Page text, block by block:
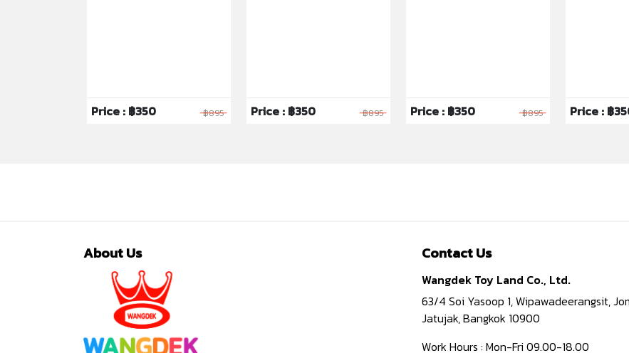
Price : ฿350 ฿895 Price : ฿350 ฿895 Price : ฿350 ฿895 Price : ฿
About Us Contact Us
Wangdek Toy Land Co., Ltd.
63/4 Soi Yasoop 1, Wipawadeerangsit,
Jatujak, Bangkok 10900
Work Hours : Mon-Fri 09.00-18.00